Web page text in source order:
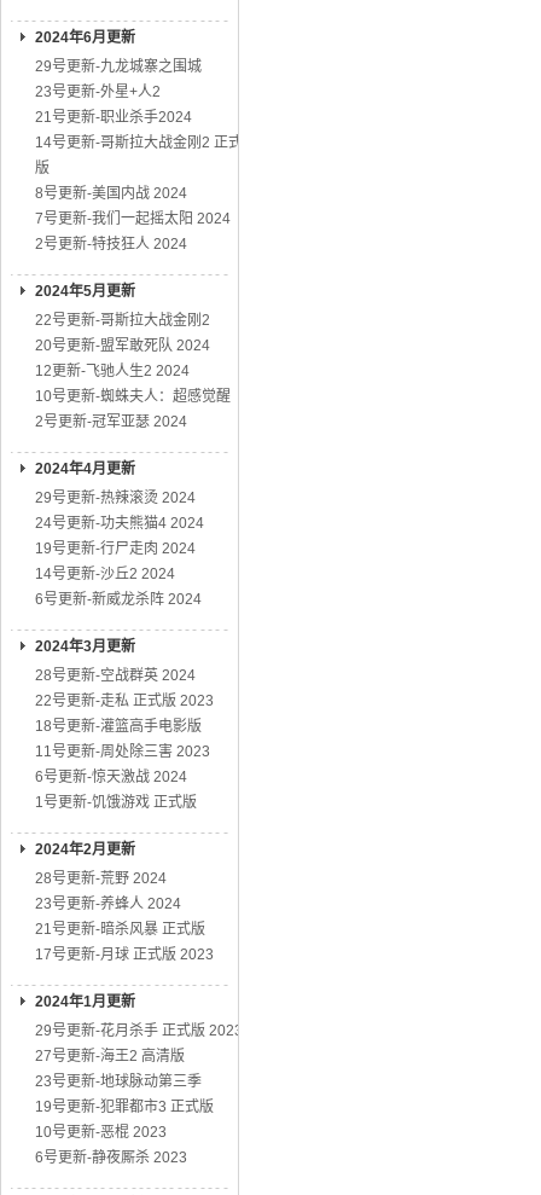
2024年6月更新
29号更新-九龙城寨之围城
23号更新-外星+人2
21号更新-职业杀手2024
14号更新-哥斯拉大战金刚2 正式
版
8号更新-美国内战 2024
7号更新-我们一起摇太阳 2024
2号更新-特技狂人 2024
2024年5月更新
22号更新-哥斯拉大战金刚2
20号更新-盟军敢死队 2024
12更新-飞驰人生2 2024
10号更新-蜘蛛夫人：超感觉醒
2号更新-冠军亚瑟 2024
2024年4月更新
29号更新-热辣滚烫 2024
24号更新-功夫熊猫4 2024
19号更新-行尸走肉 2024
14号更新-沙丘2 2024
6号更新-新威龙杀阵 2024
2024年3月更新
28号更新-空战群英 2024
22号更新-走私 正式版 2023
18号更新-灌篮高手电影版
11号更新-周处除三害 2023
6号更新-惊天激战 2024
1号更新-饥饿游戏 正式版
2024年2月更新
28号更新-荒野 2024
23号更新-养蜂人 2024
21号更新-暗杀风暴 正式版
17号更新-月球 正式版 2023
2024年1月更新
29号更新-花月杀手 正式版 2023
27号更新-海王2 高清版
23号更新-地球脉动第三季
19号更新-犯罪都市3 正式版
10号更新-恶棍 2023
6号更新-静夜厮杀 2023